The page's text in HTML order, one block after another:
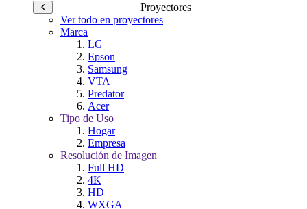
Proyectores
Ver todo en proyectores
Marca
LG
Epson
Samsung
VTA
Predator
Acer
Tipo de Uso
Hogar
Empresa
Resolución de Imagen
Full HD
4K
HD
WXGA